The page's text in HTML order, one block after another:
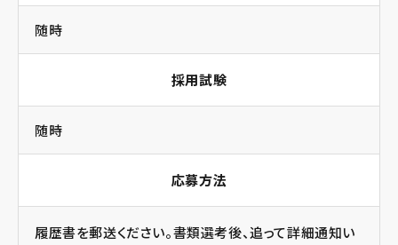
随時
採用試験
随時
応募方法
履歴書を郵送ください。書類選考後、追って詳細通知い